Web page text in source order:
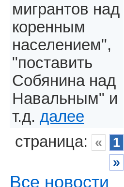
мигрантов над
коренным
населением",
"поставить
Собянина над
Навальным" и
т.д. далее
страница: «
1
»
Все новости